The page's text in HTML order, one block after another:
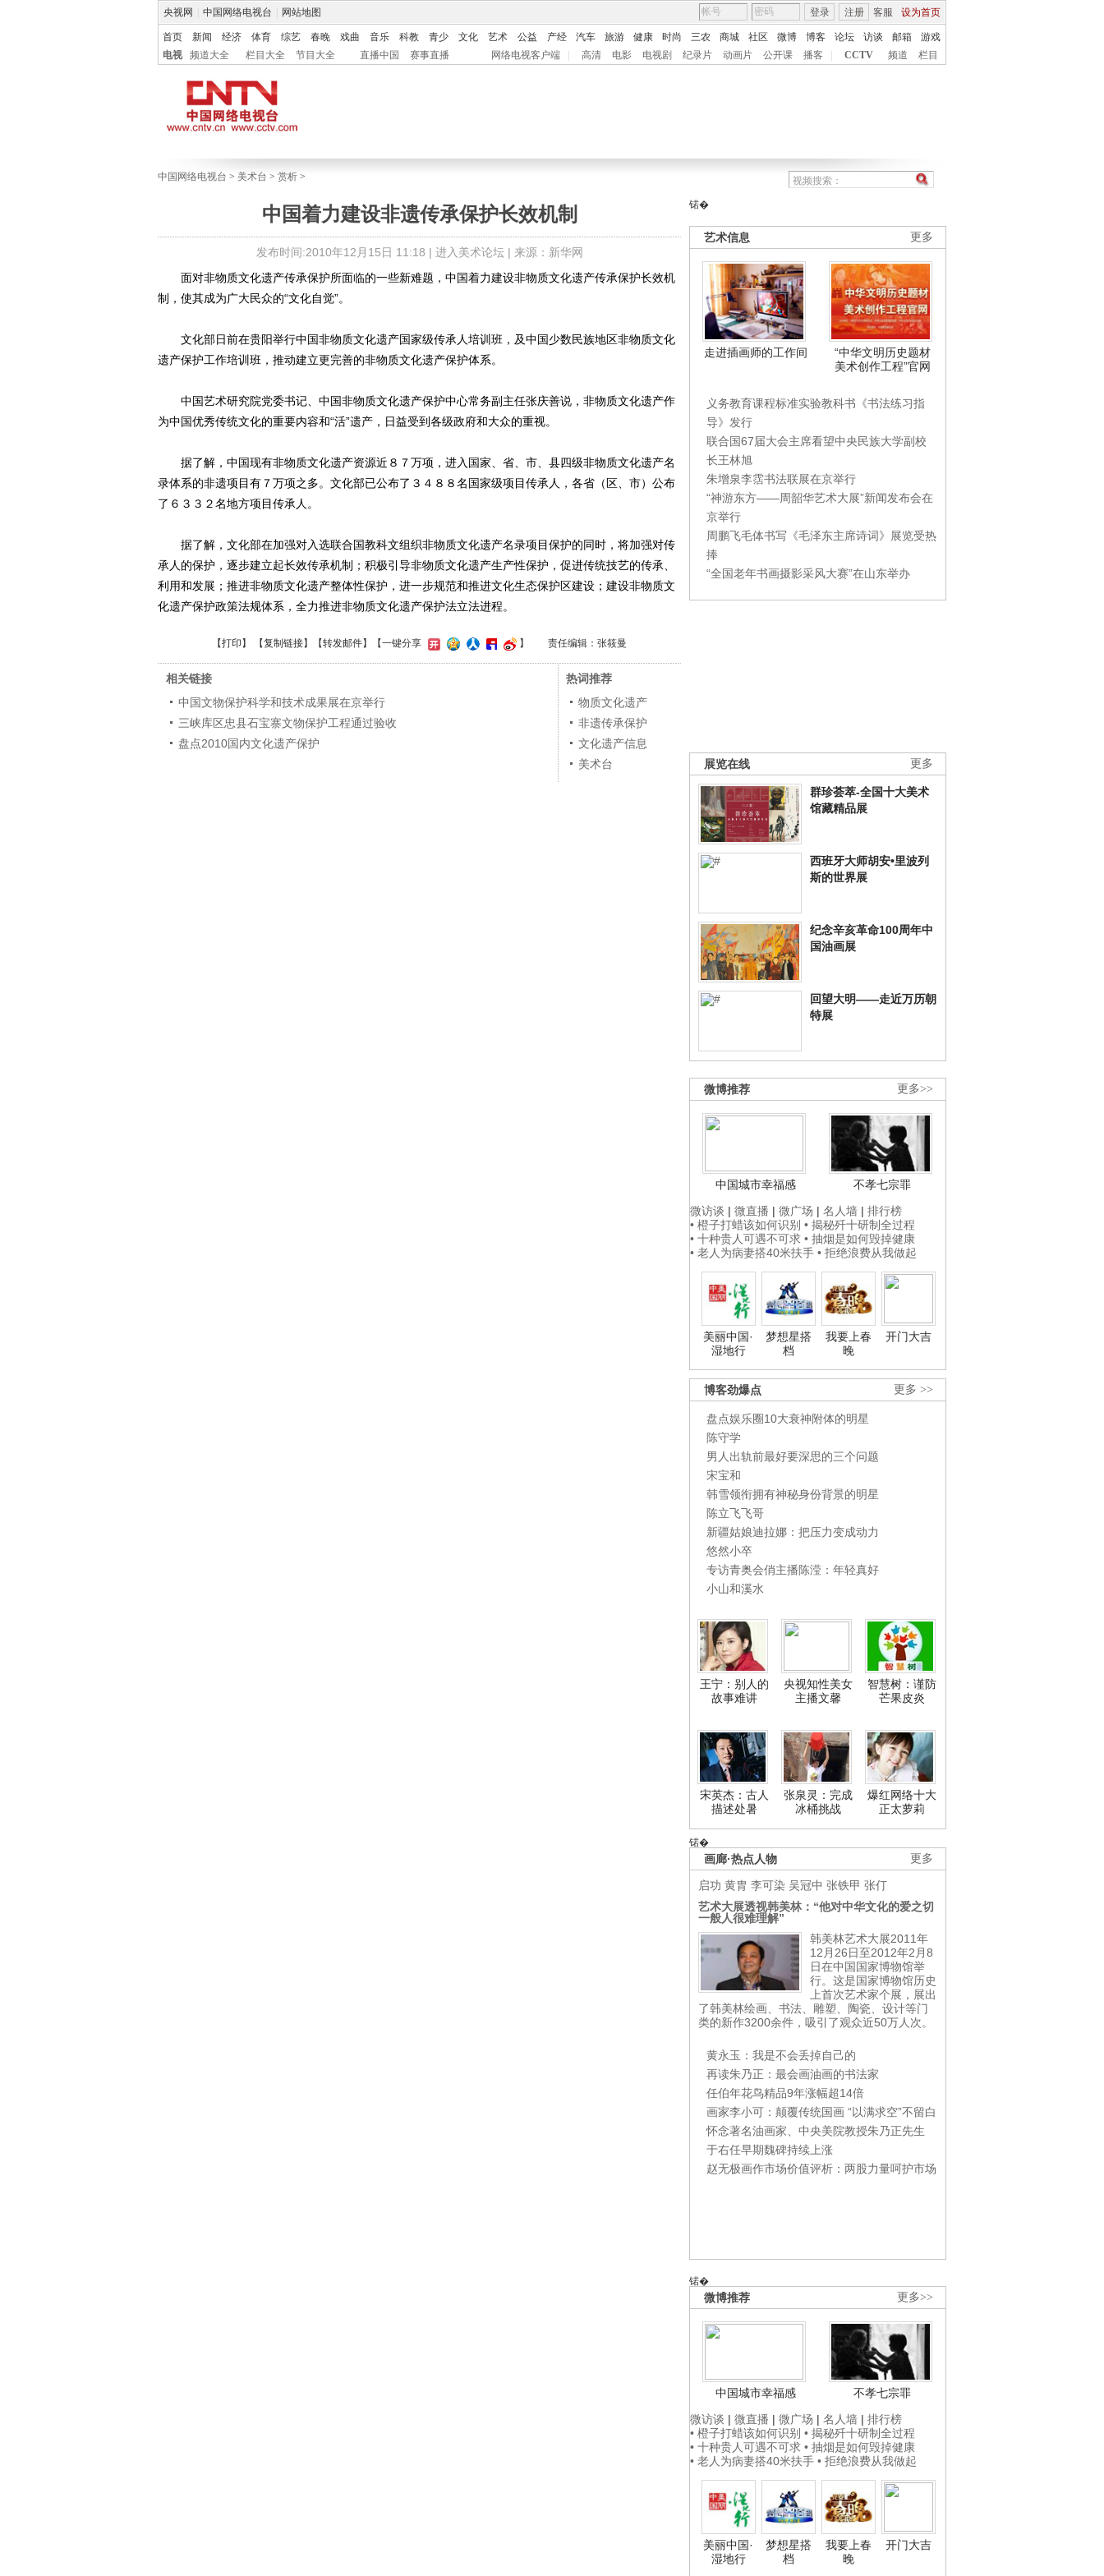
央视网 中国网络电视台 网站地图 客服 设为首页
登录 注册
首页 新闻 经济 体育 综艺 春晚 戏曲 音乐 科教 青少 文化 艺术 公益 产经 汽车 旅游 健康 时尚 三农 商城 社区 微博 博客 论坛 访谈 邮箱
游戏
电视
频道大全 栏目大全 节目大全 直播中国 赛事直播 网络电视客户端 高清 电影 电视剧 纪录片 动画片 公开课 播客 CCTV 频道 栏目
中国网络电视台 > 美术台 > 赏析 >
中国着力建设非遗传承保护长效机制
发布时间:2010年12月15日 11:18 | 进入美术论坛| 来源：新华网
锘�
更多
艺术信息
走进插画师的工作间
“中华文明历史题材
美术创作工程”官网
义务教育课程标准实验教科书《书法练习指
导》发行
联合国67届大会主席看望中央民族大学副校
长王林旭
朱增泉李霑书法联展在京举行
“神游东方——周韶华艺术大展”新闻发布会在
京举行
周鹏飞毛体书写《毛泽东主席诗词》展览受热
捧
“全国老年书画摄影采风大赛”在山东举办
更多
展览在线
群珍荟萃-全国十大美术
馆藏精品展
西班牙大师胡安•里波列
斯的世界展
纪念辛亥革命100周年中
国油画展
回望大明——走近万历朝
特展
更多>>
微博推荐
中国城市幸福感
不孝七宗罪
微访谈 | 微直播 | 微广场 | 名人墙 | 排行榜
• 橙子打蜡该如何识别 • 揭秘歼十研制全过程
• 十种贵人可遇不可求 • 抽烟是如何毁掉健康
• 老人为病妻搭40米扶手 • 拒绝浪费从我做起
美丽中国·
湿地行
梦想星搭
档
我要上春
晚
开门大吉
更多 >>
博客劲爆点
盘点娱乐圈10大衰神附体的明星
陈守学
男人出轨前最好要深思的三个问题
宋宝和
韩雪领衔拥有神秘身份背景的明星
陈立飞飞哥
新疆姑娘迪拉娜：把压力变成动力
悠然小卒
专访青奥会俏主播陈滢：年轻真好
小山和溪水
王宁：别人的
故事难讲
央视知性美女
主播文馨
智慧树：谨防
芒果皮炎
宋英杰：古人
描述处暑
张泉灵：完成
冰桶挑战
爆红网络十大
正太萝莉
锘�
更多
画廊·热点人物
启功 黄胄 李可染 吴冠中 张铁甲 张仃
艺术大展透视韩美林：“他对中华文化的爱之切
一般人很难理解”
韩美林艺术大展2011年
12月26日至2012年2月8
日在中国国家博物馆举
行。这是国家博物馆历史
上首次艺术家个展，展出
了韩美林绘画、书法、雕塑、陶瓷、设计等门
类的新作3200余件，吸引了观众近50万人次。
黄永玉：我是不会丢掉自己的
再读朱乃正：最会画油画的书法家
任伯年花鸟精品9年涨幅超14倍
画家李小可：颠覆传统国画 “以满求空”不留白
怀念著名油画家、中央美院教授朱乃正先生
于右任早期魏碑持续上涨
赵无极画作市场价值评析：两股力量呵护市场
锘�
更多>>
微博推荐
中国城市幸福感
不孝七宗罪
微访谈 | 微直播 | 微广场 | 名人墙 | 排行榜
• 橙子打蜡该如何识别 • 揭秘歼十研制全过程
• 十种贵人可遇不可求 • 抽烟是如何毁掉健康
• 老人为病妻搭40米扶手 • 拒绝浪费从我做起
美丽中国·
湿地行
梦想星搭
档
我要上春
晚
开门大吉
面对非物质文化遗产传承保护所面临的一些新难题，中国着力建设非物质文化遗产传承保护长效机
制，使其成为广大民众的“文化自觉”。
文化部日前在贵阳举行中国非物质文化遗产国家级传承人培训班，及中国少数民族地区非物质文化
遗产保护工作培训班，推动建立更完善的非物质文化遗产保护体系。
中国艺术研究院党委书记、中国非物质文化遗产保护中心常务副主任张庆善说，非物质文化遗产作
为中国优秀传统文化的重要内容和“活”遗产，日益受到各级政府和大众的重视。
据了解，中国现有非物质文化遗产资源近８７万项，进入国家、省、市、县四级非物质文化遗产名
录体系的非遗项目有７万项之多。文化部已公布了３４８８名国家级项目传承人，各省（区、市）公布
了６３３２名地方项目传承人。
据了解，文化部在加强对入选联合国教科文组织非物质文化遗产名录项目保护的同时，将加强对传
承人的保护，逐步建立起长效传承机制；积极引导非物质文化遗产生产性保护，促进传统技艺的传承、
利用和发展；推进非物质文化遗产整体性保护，进一步规范和推进文化生态保护区建设；建设非物质文
化遗产保护政策法规体系，全力推进非物质文化遗产保护法立法进程。
【打印 】 【复制链接】【转发邮件】 【一键分享 】 责任编辑：张筱曼
相关链接
中国文物保护科学和技术成果展在京举行
三峡库区忠县石宝寨文物保护工程通过验收
盘点2010国内文化遗产保护
热词推荐
物质文化遗产
非遗传承保护
文化遗产信息
美术台